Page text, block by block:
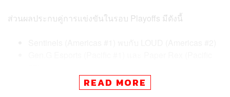
ส่วนผลประกบคู่การแข่งขันในรอบ Playoffs มีดังนี้
READ MORE